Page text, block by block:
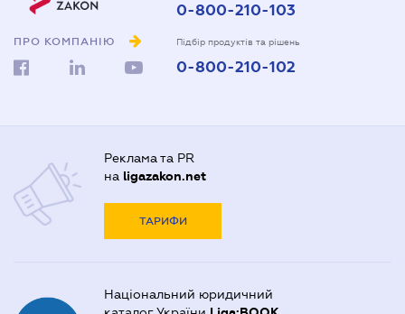
ПРО КОМПАНІЮ
0-800-210-103
Підбір продуктів та рішень
0-800-210-102
Реклама та PR
на ligazakon.net
ТАРИФИ
Національний юридичний